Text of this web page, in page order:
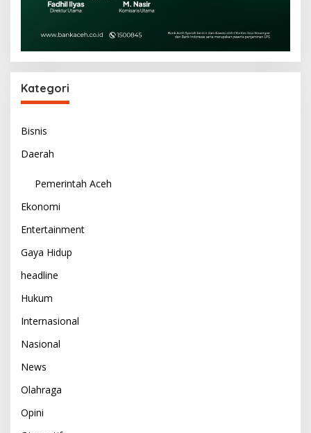
Kategori
Bisnis
Daerah
Pemerintah Aceh
Ekonomi
Entertainment
Gaya Hidup
headline
Hukum
Internasional
Nasional
News
Olahraga
Opini